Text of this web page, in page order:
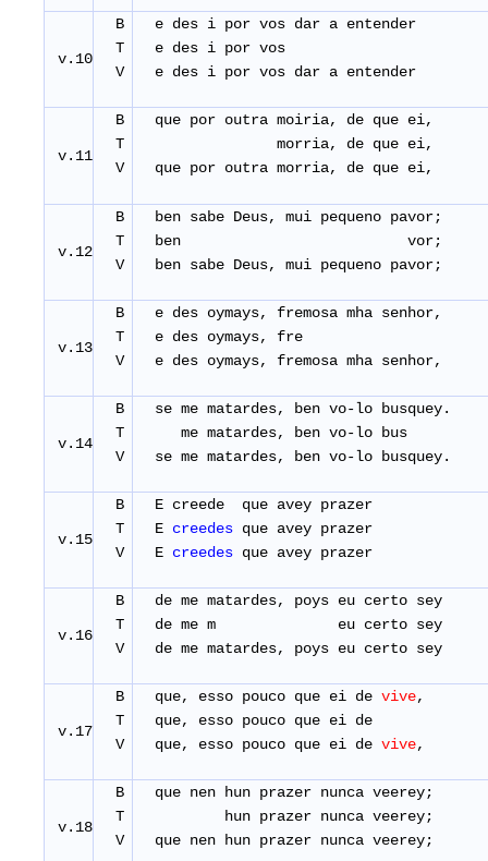
v.10
B
T
V
e des i por vos dar a entender
e des i por vos
e des i por vos dar a entender
v.11
B
T
V
que por outra moiria, de que ei,
morria, de que ei,
que por outra morria, de que ei,
v.12
B
T
V
ben sabe Deus, mui pequeno pavor;
ben vor;
ben sabe Deus, mui pequeno pavor;
v.13
B
T
V
e des oymays, fremosa mha senhor,
e des oymays, fre
e des oymays, fremosa mha senhor,
v.14
B
T
V
se me matardes, ben vo-lo busquey.
me matardes, ben vo-lo bus
se me matardes, ben vo-lo busquey.
v.15
B
T
V
E creede que avey
E creedes que avey
E creedes que avey
v.16
B
T
V
de me matardes, poys eu certo sey
de me m eu certo sey
de me matardes, poys eu certo sey
v.17
B
T
V
que, esso pouco que ei de vive,
que, esso pouco que ei de
que, esso pouco que ei de vive,
v.18
B
T
V
que nen hun prazer nunca veerey;
hun prazer nunca veerey;
que nen hun prazer nunca veerey;